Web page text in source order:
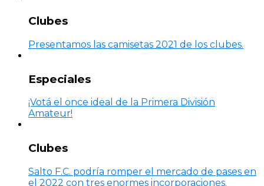
Clubes
Presentamos las camisetas 2021 de los clubes.
Especiales
¡Votá el once ideal de la Primera División
Amateur!
Clubes
Salto F.C. podría romper el mercado de pases en
el 2022 con tres enormes incorporaciones.